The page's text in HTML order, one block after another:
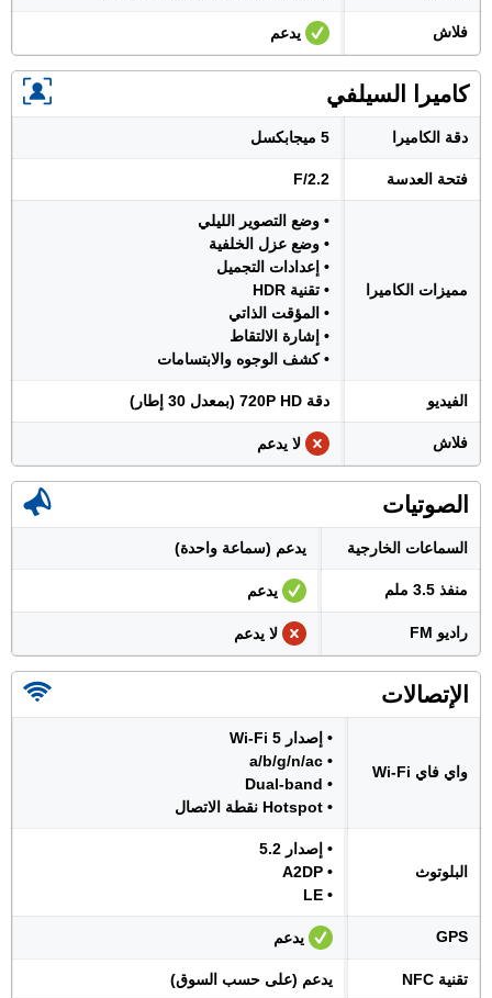
فلاش يدعم
كاميرا السيلفي
دقة الكاميرا 5 ميجابكسل
فتحة العدسة F/2.2
مميزات الكاميرا
• وضع التصوير الليلي
• وضع عزل الخلفية
• إعدادات التجميل
• تقنية HDR
• المؤقت الذاتي
• إشارة الالتقاط
• كشف الوجوه والابتسامات
الفيديو دقة 720P HD (بمعدل 30 إطار)
فلاش لا يدعم
الصوتيات
السماعات الخارجية يدعم (سماعة واحدة)
منفذ 3.5 ملم يدعم
راديو FM لا يدعم
الإتصالات
واي فاي Wi-Fi
• إصدار Wi-Fi 5
• a/b/g/n/ac
• Dual-band
• Hotspot نقطة الاتصال
البلوتوث
• إصدار 5.2
• A2DP
• LE
GPS يدعم
تقنية NFC يدعم (على حسب السوق)